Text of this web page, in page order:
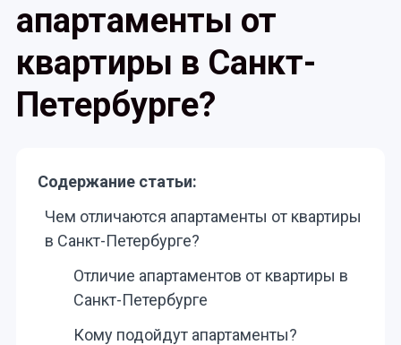
апартаменты от
квартиры в Санкт-
Петербурге?
Содержание статьи:
Чем отличаются апартаменты от квартиры
в Санкт-Петербурге?
Отличие апартаментов от квартиры в
Санкт-Петербурге
Кому подойдут апартаменты?